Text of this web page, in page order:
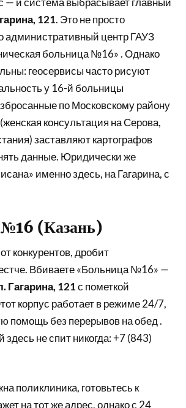
121. Это не просто
административный центр ГАУЗ
больница №16» . Однако
геосервисы часто рисуют
у 16-й больницы
по Московскому району
консультация на Серова,
заставляют картографов
данные. Юридически же
именно здесь, на Гагарина, с
(Казань)
конкурентов, дробит
Вбиваете «Больница №16» —
Гагарина, 121с пометкой
корпус работает в режиме 24/7,
помощь без перерывов на обед .
не спит никогда: +7 (843)
поликлиника, готовьтесь к
на тот же адрес, однако с 24